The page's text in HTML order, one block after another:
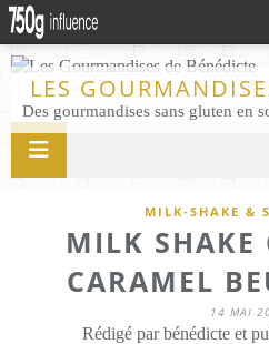
LES
MILK-SHAKE &
MILK SHAKE
CARAMEL
14 MAI
Rédigé par bénédicte et